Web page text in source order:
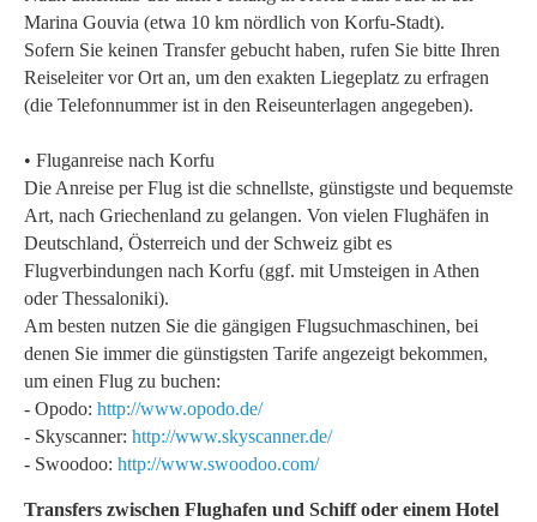
Marina Gouvia (etwa 10 km nördlich von Korfu-Stadt).
Sofern Sie keinen Transfer gebucht haben, rufen Sie bitte Ihren
Reiseleiter vor Ort an, um den exakten Liegeplatz zu erfragen
(die Telefonnummer ist in den Reiseunterlagen angegeben).
• Fluganreise nach Korfu
Die Anreise per Flug ist die schnellste, günstigste und bequemste
Art, nach Griechenland zu gelangen. Von vielen Flughäfen in
Deutschland, Österreich und der Schweiz gibt es
Flugverbindungen nach Korfu (ggf. mit Umsteigen in Athen
oder Thessaloniki).
Am besten nutzen Sie die gängigen Flugsuchmaschinen, bei
denen Sie immer die günstigsten Tarife angezeigt bekommen,
um einen Flug zu buchen:
- Opodo: http://www.opodo.de/
- Skyscanner: http://www.skyscanner.de/
- Swoodoo: http://www.swoodoo.com/
Transfers zwischen Flughafen und Schiff oder einem Hotel